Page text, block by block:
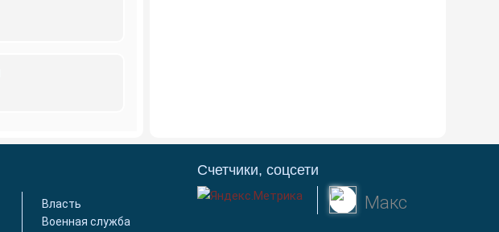
Власть
Военная служба
Счетчики, соцсети
Макс